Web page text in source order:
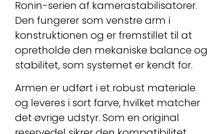
Ronin-serien af kamerastabilisatorer.
Den fungerer som venstre arm i
konstruktionen og er fremstillet til at
opretholde den mekaniske balance og
stabilitet, som systemet er kendt for.
Armen er udført i et robust materiale
og leveres i sort farve, hvilket matcher
det øvrige udstyr. Som en original